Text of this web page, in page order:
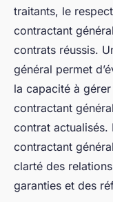
traitants, le
contractant
contrats réussis.
général permet
la capacité à
contractant
contrat actualisés.
contractant
clarté des
garanties et des